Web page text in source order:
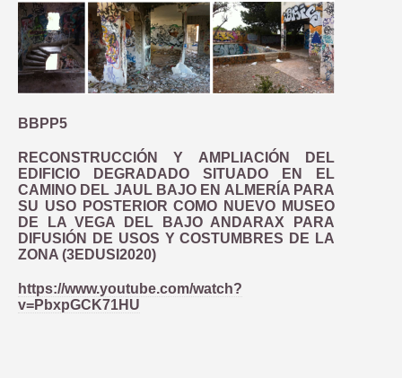
BBPP5
RECONSTRUCCIÓN Y AMPLIACIÓN DEL
EDIFICIO DEGRADADO SITUADO EN EL
CAMINO DEL JAUL BAJO EN ALMERÍA PARA
SU USO POSTERIOR COMO NUEVO MUSEO
DE LA VEGA DEL BAJO ANDARAX PARA
DIFUSIÓN DE USOS Y COSTUMBRES DE LA
ZONA (3EDUSI2020)
https://www.youtube.com/watch?
v=PbxpGCK71HU